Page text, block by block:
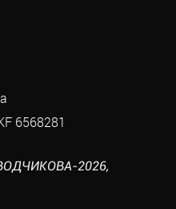
6568281
2026,